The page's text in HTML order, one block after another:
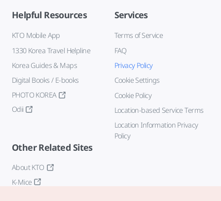
Helpful Resources
KTO Mobile App
1330 Korea Travel Helpline
Korea Guides & Maps
Digital Books / E-books
PHOTO KOREA
Odii
Services
Terms of Service
FAQ
Privacy Policy
Cookie Settings
Cookie Policy
Location-based Service Terms
Location Information Privacy
Policy
Other Related Sites
About KTO
K-Mice